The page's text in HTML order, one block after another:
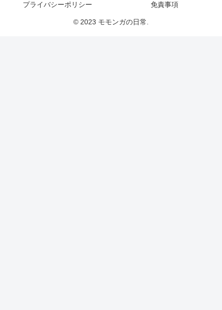
プライバシーポリシー
免責事項
© 2023 モモンガの日常.